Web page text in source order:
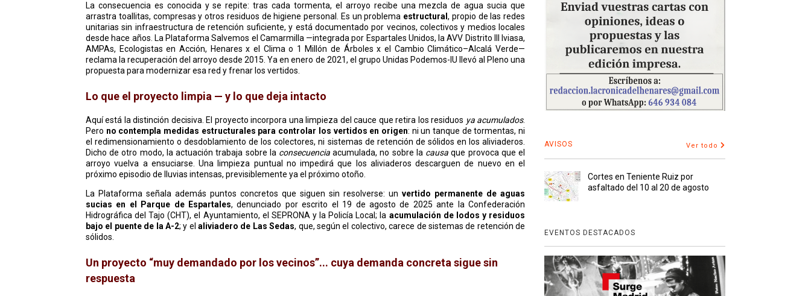
La consecuencia es conocida y se repite: tras cada tormenta, el arroyo recibe una mezcla de agua sucia que
arrastra toallitas, compresas y otros residuos de higiene personal. Es un problema estructural , propio de las redes
unitarias sin infraestructura de retención suficiente, y está documentado por vecinos, colectivos y medios locales
desde hace años. La Plataforma Salvemos el Camarmilla —integrada por Espartales Unidos, la AVV Distrito III Iviasa,
AMPAs, Ecologistas en Acción, Henares x el Clima o 1 Millón de Árboles x el Cambio Climático–Alcalá Verde—
reclama la recuperación del arroyo desde 2015. Ya en enero de 2021, el grupo Unidas Podemos-IU llevó al Pleno una
propuesta para modernizar esa red y frenar los vertidos.
Lo que el proyecto limpia — y lo que deja intacto
Aquí está la distinción decisiva. El proyecto incorpora una limpieza del cauce que retira los residuos ya acumulados.
Pero no contempla medidas estructurales para controlar los vertidos en origen: ni un tanque de tormentas, ni
el redimensionamiento o desdoblamiento de los colectores, ni sistemas de retención de sólidos en los aliviaderos.
Dicho de otro modo, la actuación trabaja sobre la consecuencia acumulada, no sobre la causa que provoca que el
arroyo vuelva a ensuciarse. Una limpieza puntual no impedirá que los aliviaderos descarguen de nuevo en el
próximo episodio de lluvias intensas, previsiblemente ya el próximo otoño.
La Plataforma señala además puntos concretos que siguen sin resolverse: un vertido permanente de aguas
sucias en el Parque de Espartales, denunciado por escrito el 19 de agosto de 2025 ante la Confederación
Hidrográfica del Tajo (CHT), el Ayuntamiento, el SEPRONA y la Policía Local; la acumulación de lodos y residuos
bajo el puente de la A-2; y elaliviadero de Las Sedas, que, según el colectivo, carece de sistemas de retención de
sólidos.
Un proyecto “muy demandado por los vecinos”... cuya demanda concreta sigue sin
respuesta
AVISOS Ver todo
Cortes en Teniente Ruiz por
asfaltado del 10 al 20 de agosto
EVENTOS DESTACADOS